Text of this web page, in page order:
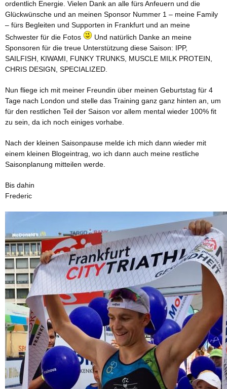
ordentlich Energie. Vielen Dank an alle fürs Anfeuern und die
Glückwünsche und an meinen Sponsor Nummer 1 – meine Family
– fürs Begleiten und Supporten in Frankfurt und an meine
Schwester für die Fotos
Und natürlich Danke an meine
Sponsoren für die treue Unterstützung diese Saison: IPP,
SAILFISH, KIWAMI, FUNKY TRUNKS, MUSCLE MILK PROTEIN,
CHRIS DESIGN, SPECIALIZED.
Nun fliege ich mit meiner Freundin über meinen Geburtstag für 4
Tage nach London und stelle das Training ganz ganz hinten an, um
für den restlichen Teil der Saison vor allem mental wieder 100% fit
zu sein, da ich noch einiges vorhabe.
Nach der kleinen Saisonpause melde ich mich dann wieder mit
einem kleinen Blogeintrag, wo ich dann auch meine restliche
Saisonplanung mitteilen werde.
Bis dahin
Frederic